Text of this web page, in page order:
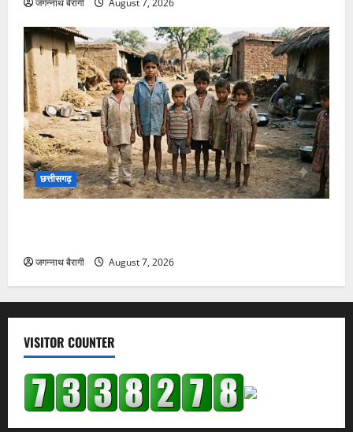
छत्तीसगढ़
छत्तीसगढ़:शिक्षक की नौकरी लगाने के नाम पर ठगी: चार लोगों
को लगाया 9 लाख का चूना, पुलिस से की कार्रवाई की मांग…
जगन्नाथ बैरागी August 7, 2026
छत्तीसगढ़
छत्तीसगढ़ में बाल श्रम पर एक्शन… 7 नाबालिग बच्चों का रेस्क्यू,
मशरूम फैक्ट्री में ले जाने की थी तैयारी…